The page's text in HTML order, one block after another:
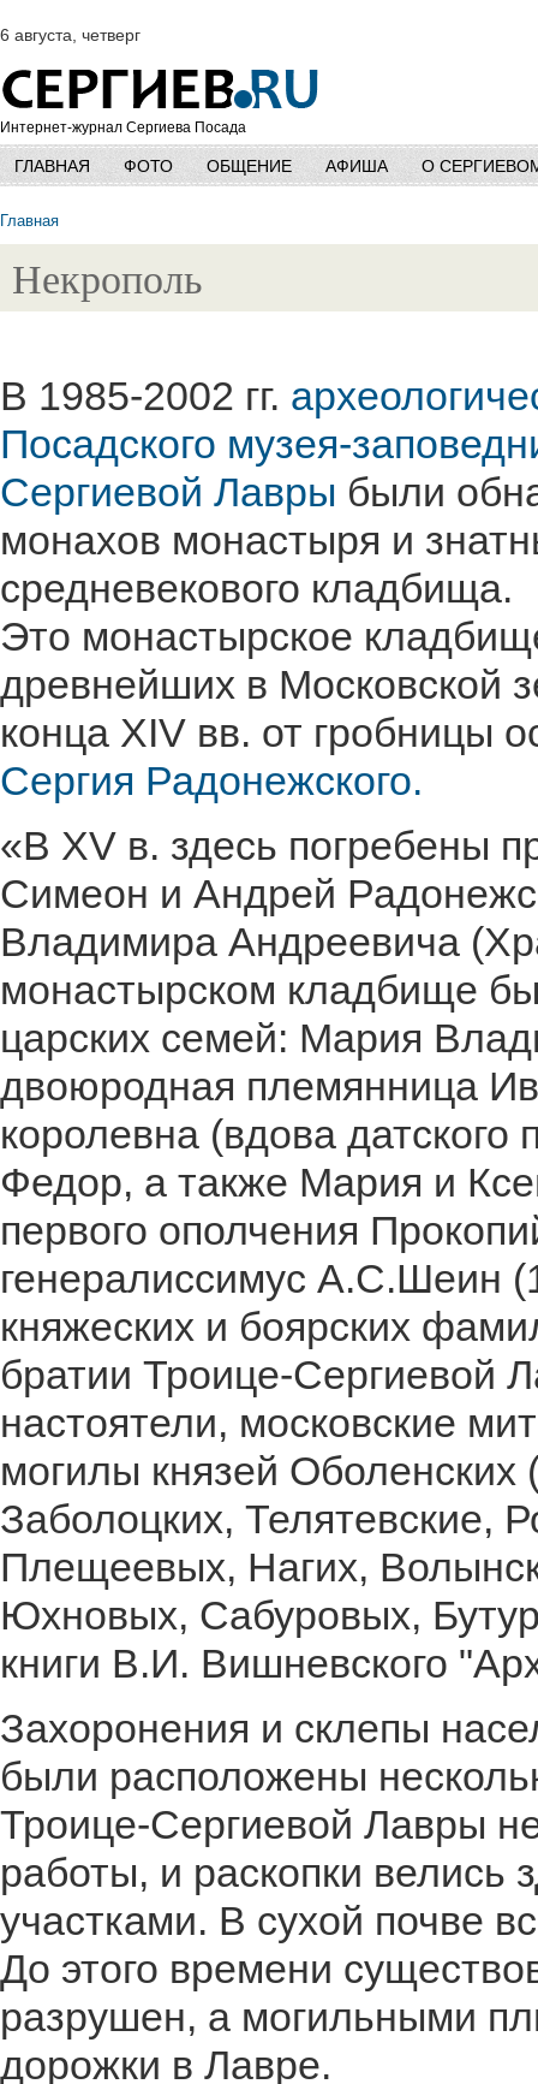
6 августа, четверг
Интернет-журнал Сергиева Посада
ГЛАВНАЯ ФОТО ОБЩЕНИЕ АФИША О
Главная
Некрополь
В 1985-2002 гг.
Посадского музея-
Сергиевой Лавры были
монахов монастыря и
средневекового кладбища.
Это монастырское
древнейших в Московской
конца XIV вв. от гробницы
Сергия Радонежского.
«В XV в. здесь погребены
Симеон и Андрей
Владимира Андреевича
монастырском кладбище
царских семей: Мария
двоюродная племянница
королевна (вдова
Федор, а также Мария и
первого ополчения
генералиссимус А.С.Шеин
княжеских и боярских
братии Троице-Сергиевой
настоятели, московские
могилы князей
Заболоцких, Телятевские,
Плещеевых, Нагих,
Юхновых, Сабуровых,
книги В.И. Вишневского
Захоронения и склепы
были расположены
Троице-Сергиевой Лавры
работы, и раскопки велись
участками. В сухой почве
До этого времени
разрушен, а могильными
дорожки в Лавре.